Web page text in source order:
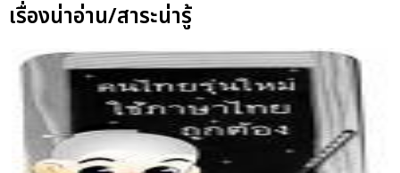
เรื่องน่าอ่าน/สาระน่ารู้